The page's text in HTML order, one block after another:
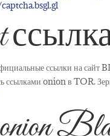
ссылки на сайт
ссылками onion в TOR.